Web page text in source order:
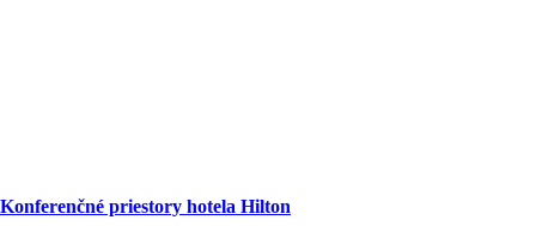
Konferenčné priestory hotela Hilton